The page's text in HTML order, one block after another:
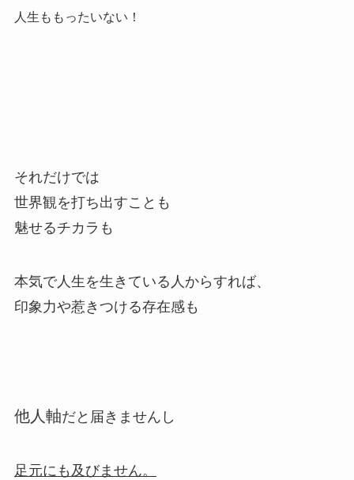
人生ももったいない！
それだけでは
世界観を打ち出すことも
魅せるチカラも
本気で人生を生きている人からすれば、
印象力や惹きつける存在感も
他人軸だと届きませんし
足元にも及びません。